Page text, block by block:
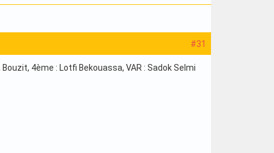
#31
4ème : Lotfi Bekouassa, VAR : Sadok Selmi